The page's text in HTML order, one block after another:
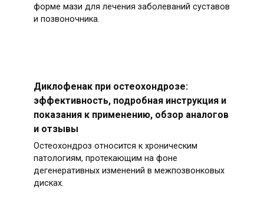
форме мази для лечения заболеваний суставов
и позвоночника.
Диклофенак при остеохондрозе:
эффективность, подробная инструкция и
показания к применению, обзор аналогов
и отзывы
Остеохондроз относится к хроническим
патологиям, протекающим на фоне
дегенеративных изменений в межпозвонковых
дисках.